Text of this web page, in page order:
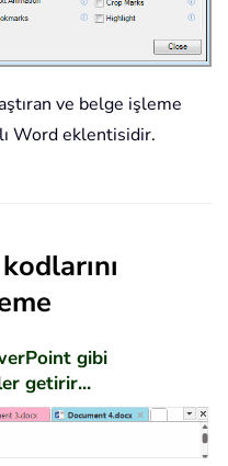
ve belge işleme
Word eklentisidir.
gibi
getirir...